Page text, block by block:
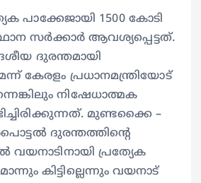
പാ​ക്കേ​ജാ​യി 1500 കോ​ടി
സ​ർ​ക്കാ​ർ ആ​വ​ശ്യ​പ്പെ​ട്ട​ത്.
ദുരന്തമായി
കേരളം പ്രധാനമന്ത്രിയോട്
നിഷേധാത്മക
മുണ്ടക്കൈ –
ദുരന്തത്തിന്‍റെ
വയനാടിനായി പ്രത്യേക
കിട്ടില്ലെന്നും വയനാട്